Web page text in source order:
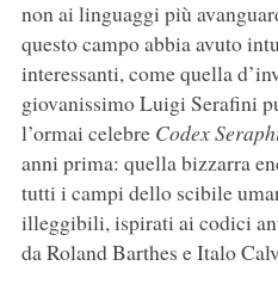
non ai linguaggi più
questo campo abbia avuto
interessanti, come quella
giovanissimo Luigi Serafini
l’ormai celebre Codex
anni prima: quella bizzarra
tutti i campi dello scibile
illeggibili, ispirati ai codici
da Roland Barthes e Italo